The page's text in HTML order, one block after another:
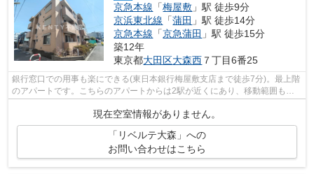
京急本線 「梅屋敷 」駅 徒歩9分
京浜東北線 「蒲田 」駅 徒歩14分
京急本線 「京急蒲田 」駅 徒歩15分
築12年
東京都大田区大森西 ７丁目6番25
銀行窓口での用事も楽にできる(東日本銀行梅屋敷支店まで徒歩7分)。最上階
のアパートです。こちらのアパートからは2駅が近くにあり、移動範囲も広
がります。場所が平坦なのは、ランニ...
現在空室情報がありません。
「リベルテ大森」への
お問い合わせはこちら